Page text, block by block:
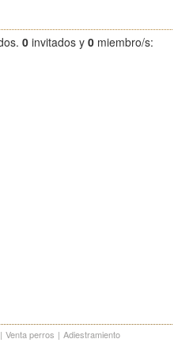
0 invitados y 0 miembro/s:
| Venta perros | Adiestramiento